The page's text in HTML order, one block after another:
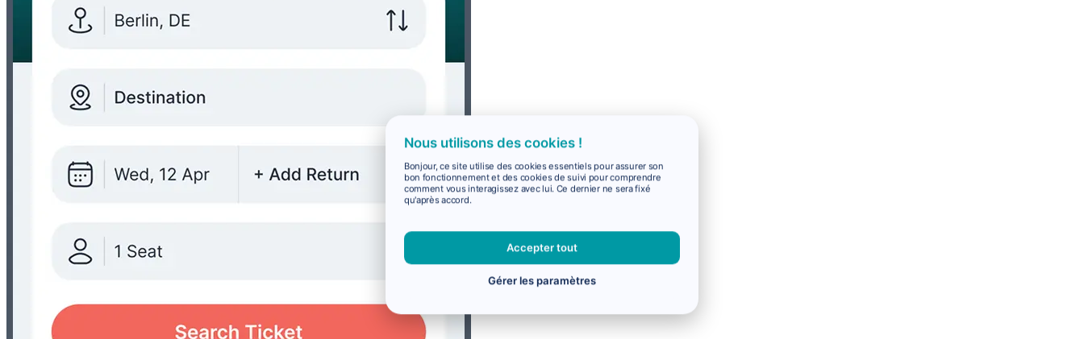
Nous utilisons des cookies !
Bonjour, ce site utilise des cookies essentiels pour assurer son
bon fonctionnement et des cookies de suivi pour comprendre
comment vous interagissez avec lui. Ce dernier ne sera fixé
qu'après accord.
Accepter tout
Gérer les paramètres